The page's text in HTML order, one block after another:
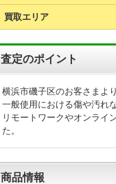
買取エリア
査定のポイント
横浜市磯子区のお客さまよ
一般使用における傷や汚れ
リモートワークやオンライ
た。
商品情報